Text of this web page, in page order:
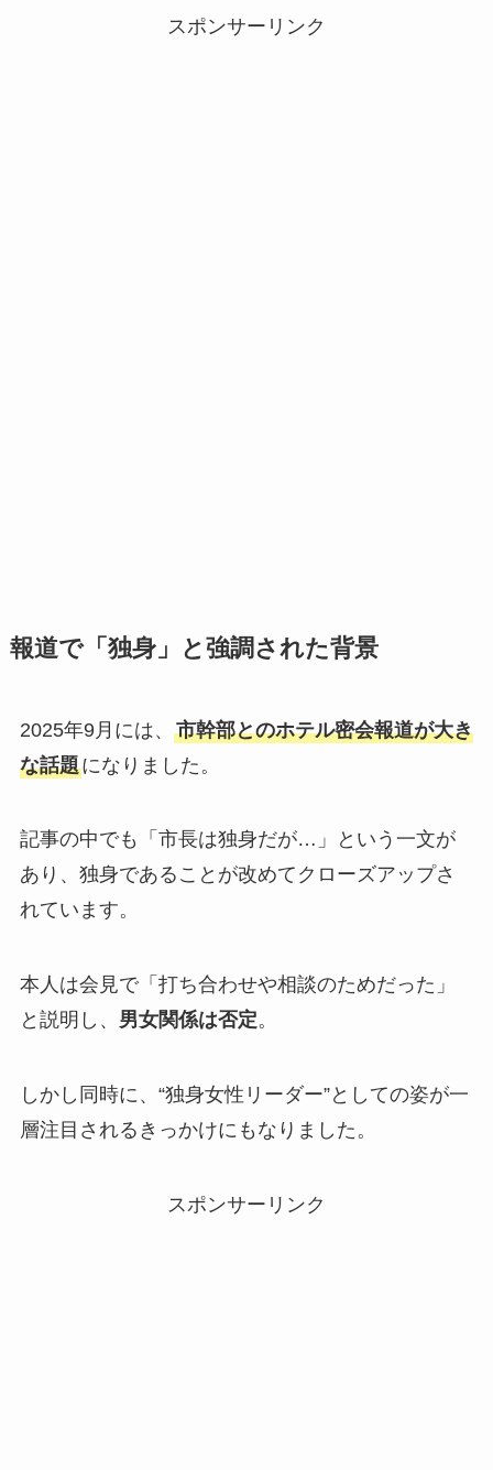
スポンサーリンク
報道で「独身」と強調された背景
2025年9月には、 市幹部とのホテル密会報道が大き
な話題になりました。
記事の中でも「市長は独身だが…」という一文が
あり、独身であることが改めてクローズアップさ
れています。
本人は会見で「打ち合わせや相談のためだった」
と説明し、 男女関係は否定。
しかし同時に、“独身女性リーダー”としての姿が一
層注目されるきっかけにもなりました。
スポンサーリンク